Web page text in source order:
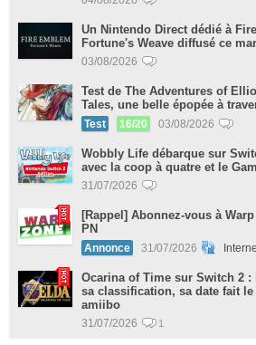
Un Nintendo Direct dédié à
Fortune's Weave diffusé ce
03/08/2026
Test de The Adventures of
Tales, une belle épopée à
Test 16/20 03/08/2026
Wobbly Life débarque sur
avec la coop à quatre et le
31/07/2026
[Rappel] Abonnez-vous à
PN
Annonce 31/07/2026
Ocarina of Time sur Switch 2 :
sa classification, sa date fait
amiibo
31/07/2026 1